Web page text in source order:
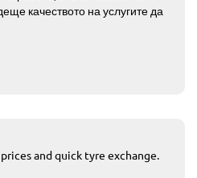
качеството на услугите да
and quick tyre exchange.